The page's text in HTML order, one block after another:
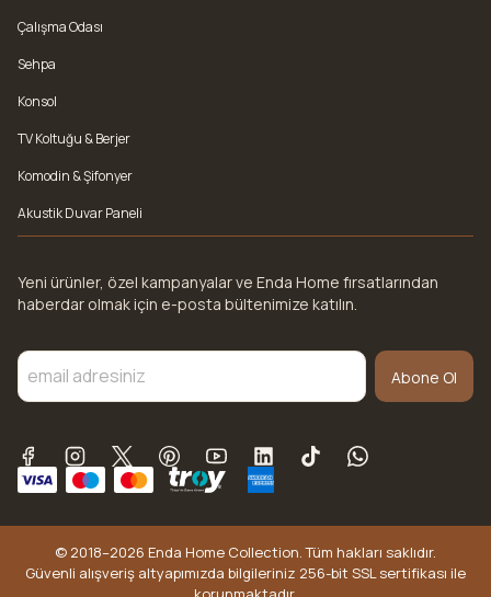
Çalışma Odası
Sehpa
Konsol
TV Koltuğu & Berjer
Komodin & Şifonyer
Akustik Duvar Paneli
Yeni ürünler, özel kampanyalar ve Enda Home fırsatlarından
haberdar olmak için e-posta bültenimize katılın.
Abone Ol
© 2018–2026 Enda Home Collection. Tüm hakları saklıdır.
Güvenli alışveriş altyapımızda bilgileriniz 256-bit SSL sertifikası ile